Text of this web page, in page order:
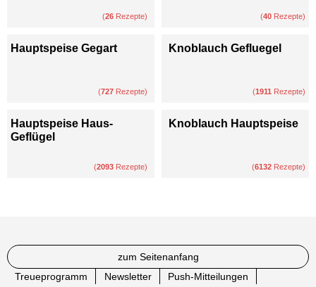
(26 Rezepte) (40 Rezepte)
Hauptspeise Gegart
(727 Rezepte)
Knoblauch Gefluegel
(1911 Rezepte)
Hauptspeise Haus-
Geflügel
(2093 Rezepte)
Knoblauch Hauptspeise
(6132 Rezepte)
zum Seitenanfang
Treueprogramm
Newsletter
Push-Mitteilungen